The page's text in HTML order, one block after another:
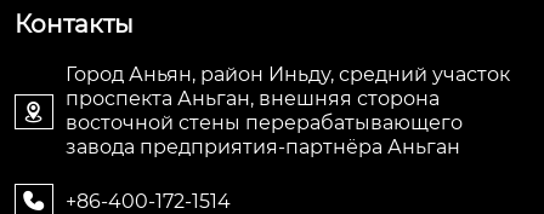
Контакты

Город Аньян, район Иньду, средний участок
проспекта Аньган, внешняя сторона
восточной стены перерабатывающего
завода предприятия-партнёра Аньган
 +86-400-172-1514